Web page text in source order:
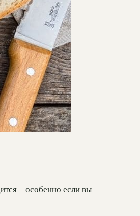
– особенно если вы